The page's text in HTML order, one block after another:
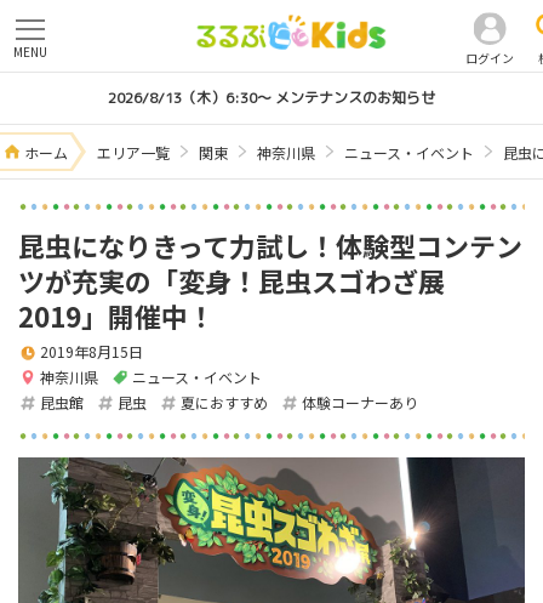
ログイン
MENU
2026/8/13（木）6:30～ メンテナンスのお知らせ
ホーム エリア一覧 関東 神奈川県 ニュース・イベント 昆虫
昆虫になりきって力試し！体験型コンテン
ツが充実の「変身！昆虫スゴわざ展
2019」開催中！
神奈川県 ニュース・イベント
2019年8月15日
昆虫館 昆虫 夏におすすめ 体験コーナーあり